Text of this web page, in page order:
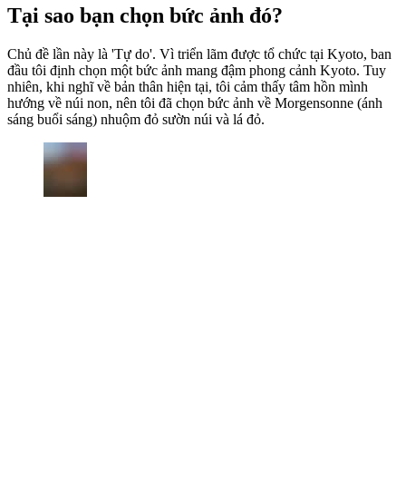
Tại sao bạn chọn bức ảnh đó?
Chủ đề lần này là 'Tự do'. Vì triển lãm được tổ chức tại Kyoto, ban
đầu tôi định chọn một bức ảnh mang đậm phong cảnh Kyoto. Tuy
nhiên, khi nghĩ về bản thân hiện tại, tôi cảm thấy tâm hồn mình
hướng về núi non, nên tôi đã chọn bức ảnh về Morgensonne (ánh
sáng buổi sáng) nhuộm đỏ sườn núi và lá đỏ.